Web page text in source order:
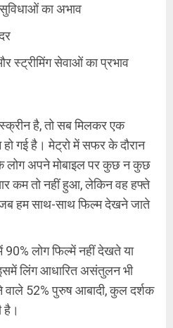
का अभाव
स्ट्रीमिंग सेवाओं का प्रभाव
है, तो सब मिलकर एक
गई है। मेट्रो में सफर के दौरान
लोग अपने मोबाइल पर कुछ न कुछ
कम तो नहीं हुआ, लेकिन वह हफ्ते
हम साथ-साथ फिल्म देखने जाते
90% लोग फिल्में नहीं देखते या
लिंग आधारित असंतुलन भी
वाले 52% पुरुष आबादी, कुल दर्शक
है।